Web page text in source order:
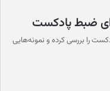
ضبط پادکست
را بررسی کرده و نمونه‌هایی